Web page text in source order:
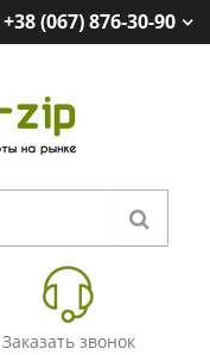
+38 (067) 876-30-90
Заказать звонок